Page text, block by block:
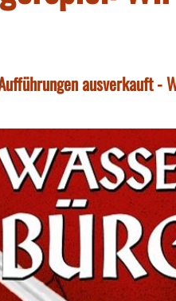
ausverkauft -